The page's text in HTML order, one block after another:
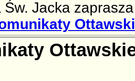
Św. Jacka zaprasza